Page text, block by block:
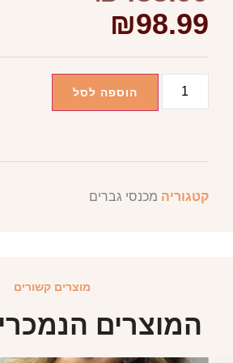
₪98.99
הוספה לסל
קטגוריה מכנסי גברים
מוצרים קשורים
המוצרים